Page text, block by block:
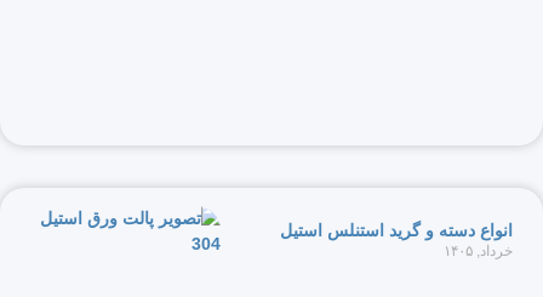
دسته و گرید استنلس استیل